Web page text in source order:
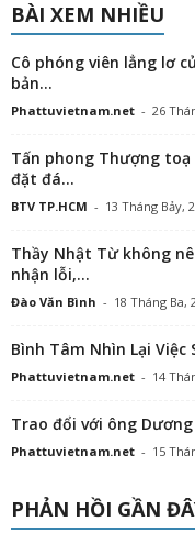
BÀI XEM NHIỀU
Cô phóng viên lẳng lơ
bản...
Phattuvietnam.net - 26
Tấn phong Thượng
đặt đá...
BTV TP.HCM - 13 Tháng Bảy,
Thầy Nhật Từ không
nhận lỗi,...
Đào Văn Bình - 18 Tháng Ba,
Bình Tâm Nhìn Lại
Phattuvietnam.net - 14
Trao đổi với ông
Phattuvietnam.net - 15
PHẢN HỒI GẦN